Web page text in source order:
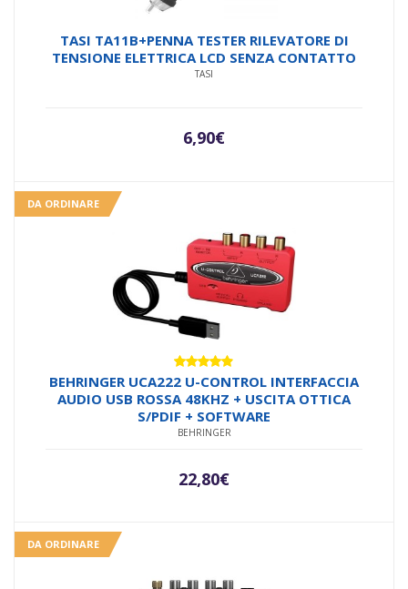
TASI TA11B+PENNA TESTER RILEVATORE DI
TENSIONE ELETTRICA LCD SENZA CONTATTO
TASI
6,90€
DA ORDINARE
Valutato
4.80su 5
BEHRINGER UCA222 U-CONTROL INTERFACCIA
AUDIO USB ROSSA 48KHZ + USCITA OTTICA
S/PDIF + SOFTWARE
BEHRINGER
22,80€
DA ORDINARE